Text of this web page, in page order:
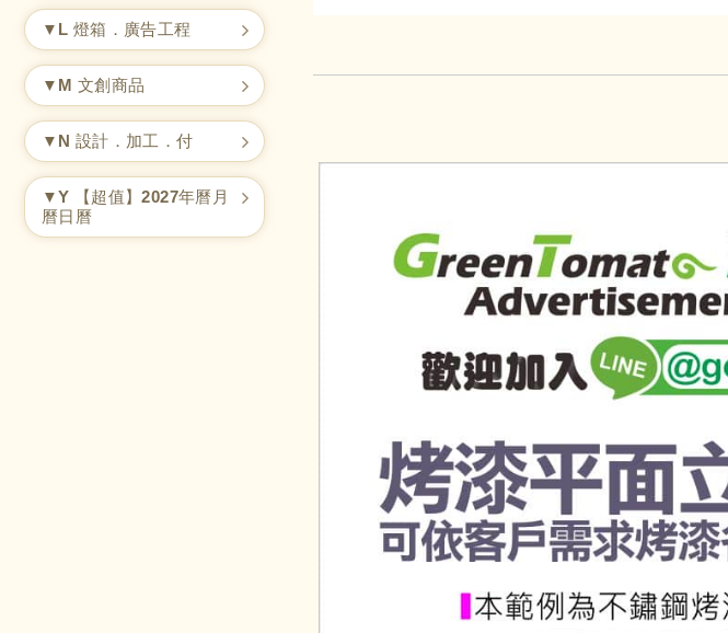
▼L 燈箱．廣告工程
▼M 文創商品
▼N 設計．加工．付
▼Y 【超值】2027年曆月
曆日曆